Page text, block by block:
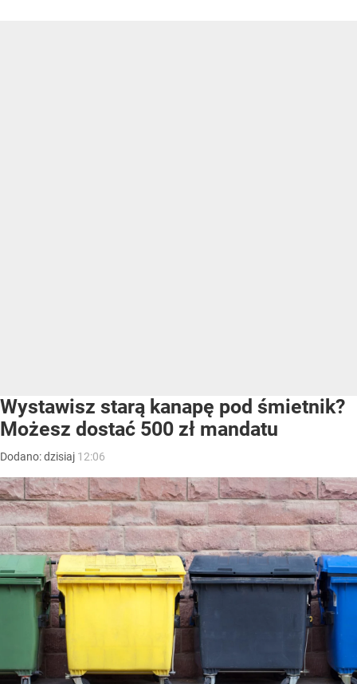
Wystawisz starą kanapę pod śmietnik?
Możesz dostać 500 zł mandatu
Dodano:dzisiaj 12:06